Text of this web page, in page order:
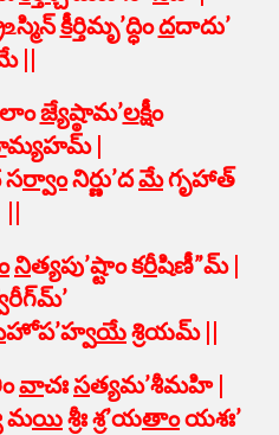
‌உస్మిన్కీర్తిమృ’ద్ధిందదాదు’
||
జ్యేష్ఠామ’లక్షీం
మ్యహమ్ |
సర్వాంనిర్ణు’దమేగృహాత్
||
నిత్యపు’ష్టాం కరీషిణీ”మ్ |
హోప’హ్వయేశ్రియమ్ ||
వాచఃసత్యమ’శీమహి |
మయిశ్రీః శ్ర’యతాంయశః’